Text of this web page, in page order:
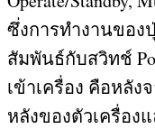
ซึ่งการทำงานของ
สัมพันธ์กับสวิทช์
เข้าเครื่อง คือหลัง
หลังของตัวเครื่อ